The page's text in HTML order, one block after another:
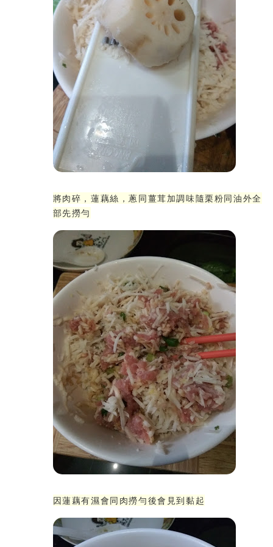
將肉碎，蓮藕絲，蔥同薑茸加調味隨栗粉同油外全
部先撈勻
因蓮藕有濕會同肉撈勻後會見到黏起